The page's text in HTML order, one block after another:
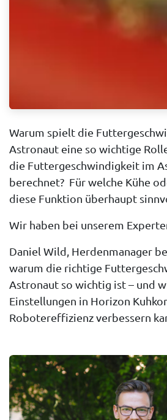
Warum spielt die
Astronaut eine so wichtige
die Futtergeschwindigkeit im
berechnet? Für welche Kühe
diese Funktion überhaupt
Wir haben bei unserem
Daniel Wild, Herdenmanager
warum die richtige
Astronaut so wichtig ist – und
Einstellungen in Horizon
Robotereffizienz verbessern